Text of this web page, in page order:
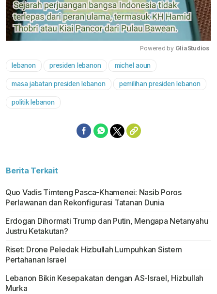
Powered by GliaStudios
lebanon presiden lebanon michel aoun
masa jabatan presiden lebanon pemilihan presiden lebanon
politik lebanon
Berita Terkait
Quo Vadis Timteng Pasca-Khamenei: Nasib Poros
Perlawanan dan Rekonfigurasi Tatanan Dunia
Erdogan Dihormati Trump dan Putin, Mengapa Netanyahu
Justru Ketakutan?
Riset: Drone Peledak Hizbullah Lumpuhkan Sistem
Pertahanan Israel
Lebanon Bikin Kesepakatan dengan AS-Israel, Hizbullah
Murka